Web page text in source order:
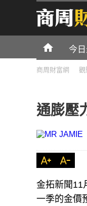
今
商周財富網 觀
通膨壓
金拓新聞11
一季的金價